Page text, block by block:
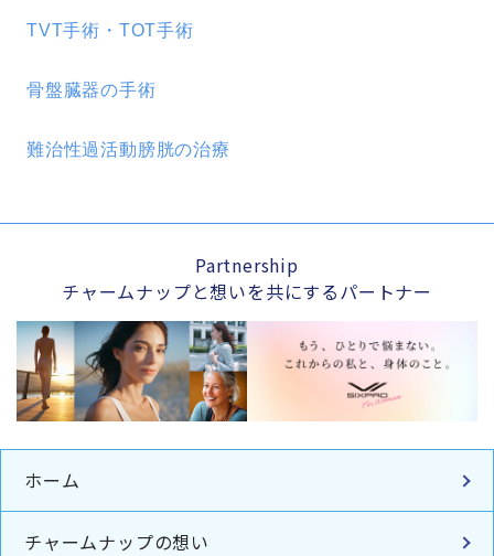
TVT手術・TOT手術
骨盤臓器の手術
難治性過活動膀胱の治療
Partnership
チャームナップと想いを共にするパートナー
ホーム
チャームナップの想い